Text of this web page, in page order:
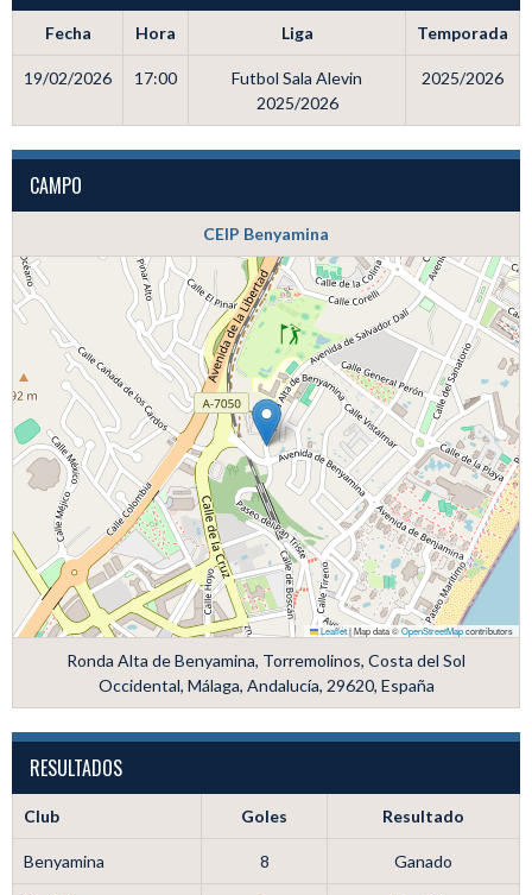
Fecha Hora Liga Temporada
19/02/2026 17:00
Futbol Sala Alevin
2025/2026
2025/2026
CAMPO
CEIP Benyamina
Leaflet|Map data ©OpenStreetMapcontributors
Ronda Alta de Benyamina, Torremolinos, Costa del Sol
Occidental, Málaga, Andalucía, 29620, España
RESULTADOS
Club Goles Resultado
Benyamina 8 Ganado